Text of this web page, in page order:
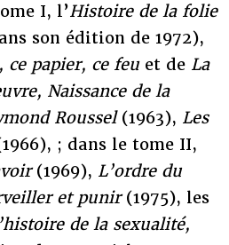
I, l’Histoire de la folie
son édition de 1972),
ce papier, ce feu et deLa
Naissance de la
Roussel(1963), Les
; dans le tome II,
(1969), L’ordre du
et punir(1975), les
de la sexualité,